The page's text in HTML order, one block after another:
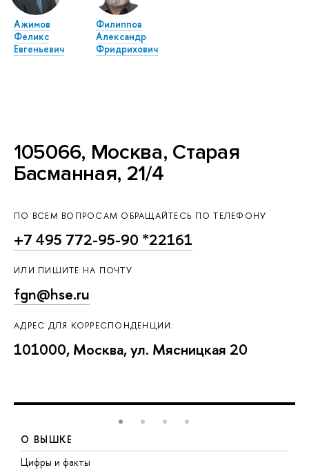
Ажимов
Феликс
Евгеньевич
Филиппов
Александр
Фридрихович
105066, Москва, Старая
Басманная, 21/4
ПО ВСЕМ ВОПРОСАМ ОБРАЩАЙТЕСЬ ПО ТЕЛЕФОНУ
+7 495 772-95-90 *22161
ИЛИ ПИШИТЕ НА ПОЧТУ
fgn@hse.ru
АДРЕС ДЛЯ КОРРЕСПОНДЕНЦИИ:
101000, Москва, ул. Мясницкая 20
О ВЫШКЕ
Цифры и факты